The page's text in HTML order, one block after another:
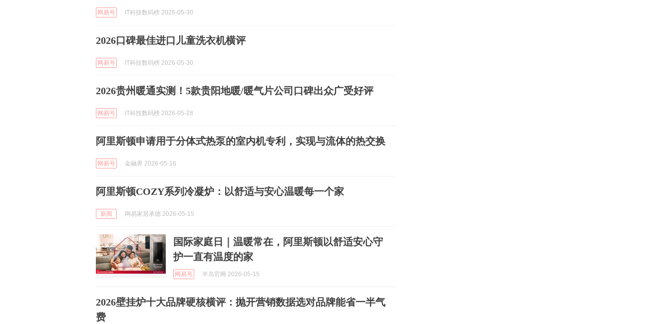
网易号 IT科技数码榜 2026-05-30
2026口碑最佳进口儿童洗衣机横评
网易号 IT科技数码榜 2026-05-30
2026贵州暖通实测！5款贵阳地暖/暖气片公司口碑出众广受好评
网易号 IT科技数码榜 2026-05-28
阿里斯顿申请用于分体式热泵的室内机专利，实现与流体的热交换
网易号 金融界 2026-05-16
阿里斯顿COZY系列冷凝炉：以舒适与安心温暖每一个家
新闻 网易家居承德 2026-05-15
国际家庭日｜温暖常在，阿里斯顿以舒适安心守
护一直有温度的家
网易号 半岛官网 2026-05-15
2026壁挂炉十大品牌硬核横评：抛开营销数据选对品牌能省一半气
费